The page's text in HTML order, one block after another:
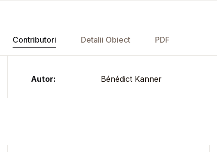
Contributori Detalii Obiect PDF
Autor: Bénédict Kanner